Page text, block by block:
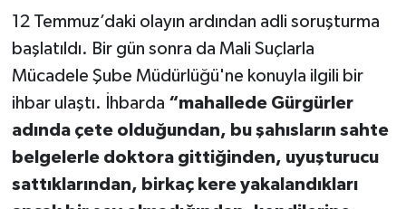
12 Temmuz’daki olayın ardından adli soruşturma
başlatıldı. Bir gün sonra da Mali Suçlarla
Mücadele Şube Müdürlüğü'ne konuyla ilgili bir
ihbar ulaştı. İhbarda “mahallede Gürgürler
adında çete olduğundan, bu şahısların sahte
belgelerle doktora gittiğinden, uyuşturucu
sattıklarından, birkaç kere yakalandıkları